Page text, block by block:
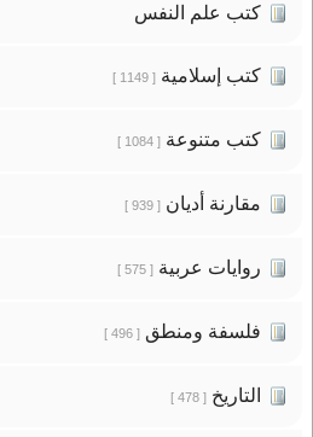
كتب علم النفس
كتب إسلامية[ 1149 ]
كتب متنوعة[ 1084 ]
مقارنة أديان[ 939 ]
روايات عربية[ 575 ]
فلسفة ومنطق[ 496 ]
التاريخ[ 478 ]